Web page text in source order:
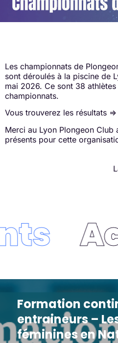
Les championnats de
sont déroulés à la piscine de
mai 2026. Ce sont 38
championnats.
Vous trouverez les résultats =>
Merci au Lyon Plongeon Club
présents pour cette
Formation
entraineurs –
féminines en
Formation
entraineurs –
féminines en